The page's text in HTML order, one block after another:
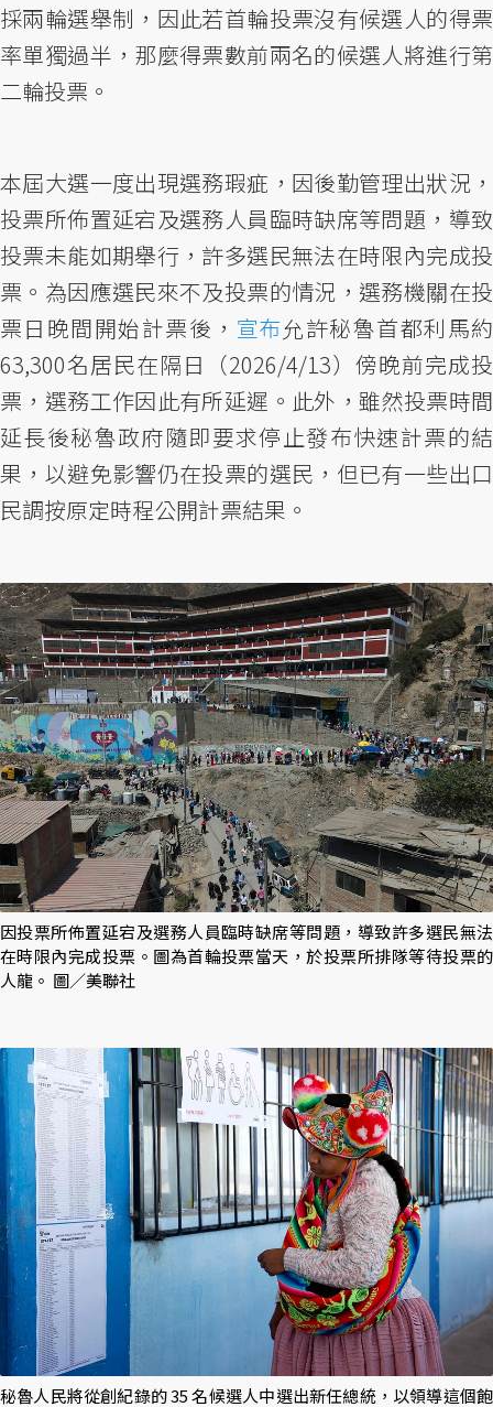
採兩輪選舉制，因此若首輪投票沒有候選人的得票
率單獨過半，那麼得票數前兩名的候選人將進行第
二輪投票。
本屆大選一度出現選務瑕疵，因後勤管理出狀況，
投票所佈置延宕及選務人員臨時缺席等問題，導致
投票未能如期舉行，許多選民無法在時限內完成投
票。為因應選民來不及投票的情況，選務機關在投
票日晚間開始計票後， 宣布允許秘魯首都利馬約
63,300名居民在隔日（2026/4/13）傍晚前完成投
票，選務工作因此有所延遲。此外，雖然投票時間
延長後秘魯政府隨即要求停止發布快速計票的結
果，以避免影響仍在投票的選民，但已有一些出口
民調按原定時程公開計票結果。
因投票所佈置延宕及選務人員臨時缺席等問題，導致許多選民無法
在時限內完成投票。圖為首輪投票當天，於投票所排隊等待投票的
人龍。 圖／美聯社
秘魯人民將從創紀錄的 35 名候選人中選出新任總統，以領導這個飽